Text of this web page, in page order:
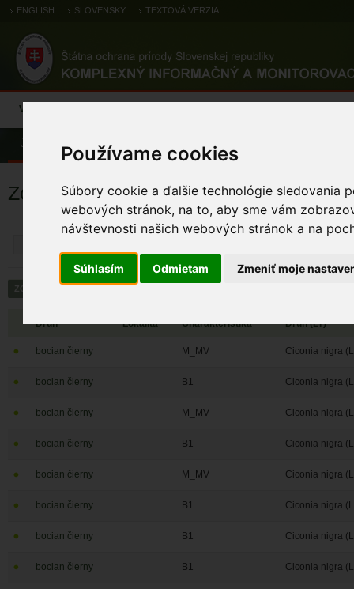
Používame cookies
Súbory cookie a ďalšie technológie sledovania
webových stránok, na to, aby sme vám
návštevnosti našich webových stránok a na
Súhlasím Odmietam Zmeniť moje
ENGLISH SLOVENSKY TEXTOVÁ VERZIA
Výsledky monitoringu
Úvod Pozorovania a výskytové dáta
Zoologické výskytové záznamy
Druh Lokalita Charakteristika Druh (LT)
bocian čierny M_MV Ciconia nigra
bocian čierny B1 Ciconia nigra
bocian čierny M_MV Ciconia nigra
bocian čierny B1 Ciconia nigra
bocian čierny M_MV Ciconia nigra
bocian čierny B1 Ciconia nigra
bocian čierny B1 Ciconia nigra
bocian čierny B1 Ciconia nigra